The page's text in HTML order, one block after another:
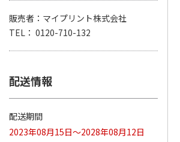
販売者：マイプリント株式会社
TEL： 0120-710-132
配送情報
配送期間
2023年08月15日～2028年08月12日